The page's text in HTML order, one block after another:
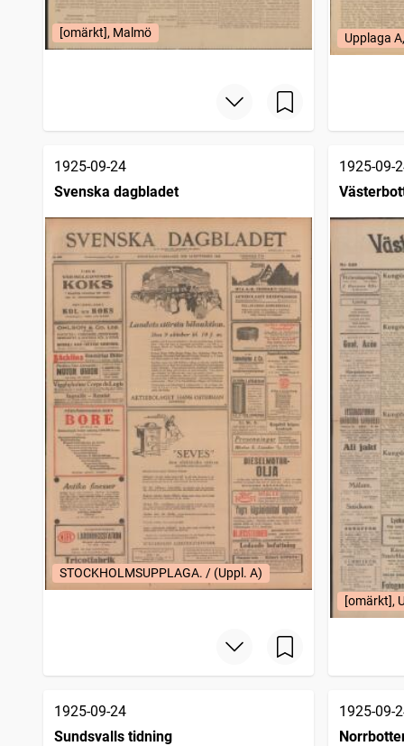
[omärkt], Malmö Upplaga
1925-09-24
Svenska dagbladet
STOCKHOLMSUPPLAGA. / (Uppl. A)
1925-09-
[omärkt],
1925-09-24
Sundsvalls tidning
1925-09-